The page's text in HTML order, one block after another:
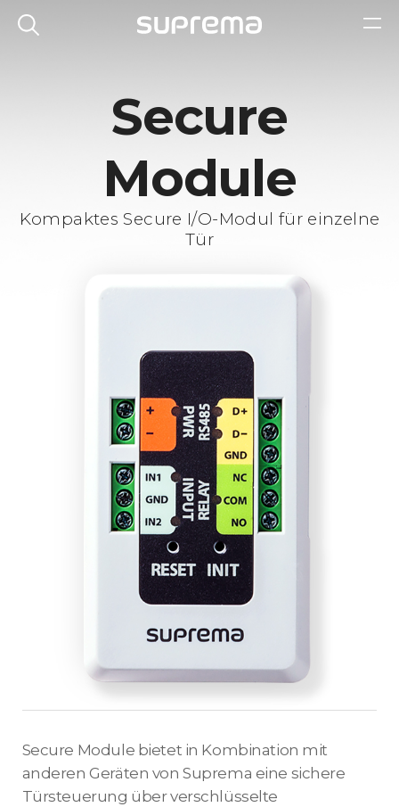
Secure
Module
Kompaktes Secure I/O-Modul für einzelne
Tür
Secure Module bietet in Kombination mit
anderen Geräten von Suprema eine sichere
Türsteuerung über verschlüsselte